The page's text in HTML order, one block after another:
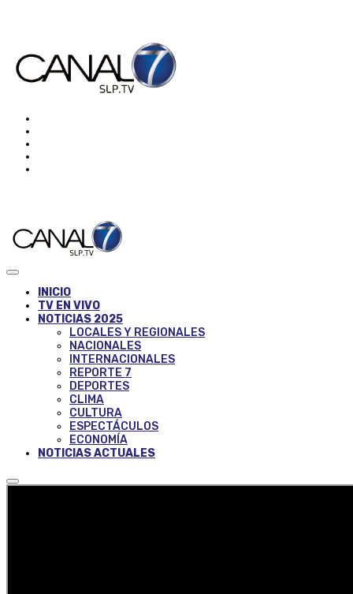
INICIO
TV EN VIVO
NOTICIAS 2025
LOCALES Y REGIONALES
NACIONALES
INTERNACIONALES
REPORTE 7
DEPORTES
CLIMA
CULTURA
ESPECTÁCULOS
ECONOMÍA
NOTICIAS ACTUALES